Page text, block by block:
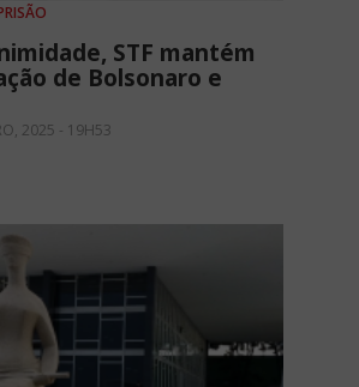
STF mantém
de Bolsonaro e
2025 - 19H53